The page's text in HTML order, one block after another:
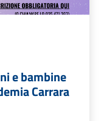
e bambine
Carrara